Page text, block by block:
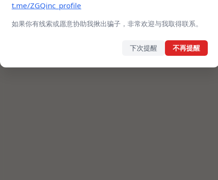
t.me/ZGQinc_profile
如果你有线索或愿意协助我揪出骗子，非常欢迎与我取得联系。
下次提醒 不再提醒